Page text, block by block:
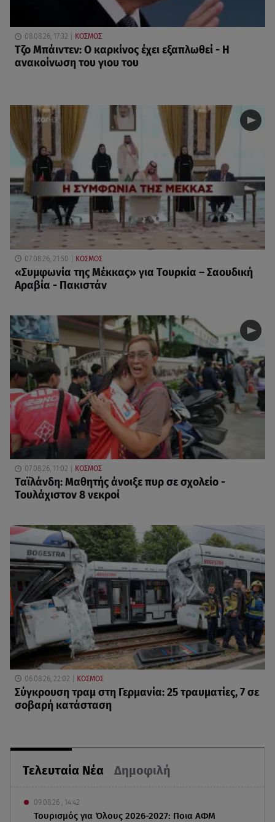
Τελευταία Νέα Δημοφιλή
09.08.26 , 14:42
Τουρισμός για Όλους 2026-2027: Ποια ΑΦΜ
08.08.26, 17:32 ΚΟΣΜΟΣ
Τζο Μπάιντεν: Ο καρκίνος έχει εξαπλωθεί - Η
ανακοίνωση του γιου του
07.08.26, 21:50 ΚΟΣΜΟΣ
«Συμφωνία της Μέκκας» για Τουρκία – Σαουδική
Αραβία - Πακιστάν
07.08.26, 11:02 ΚΟΣΜΟΣ
Ταϊλάνδη: Μαθητής άνοιξε πυρ σε σχολείο -
Τουλάχιστον 8 νεκροί
06.08.26, 22:02 ΚΟΣΜΟΣ
Σύγκρουση τραμ στη Γερμανία: 25 τραυματίες, 7 σε
σοβαρή κατάσταση